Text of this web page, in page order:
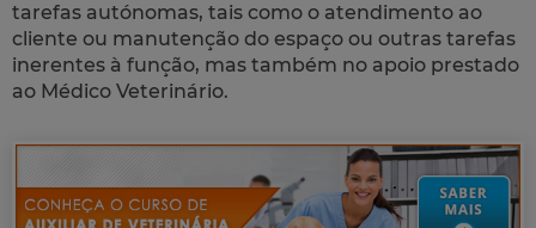
tarefas autónomas, tais como o atendimento ao
cliente ou manutenção do espaço ou outras tarefas
inerentes à função, mas também no apoio prestado
ao Médico Veterinário.